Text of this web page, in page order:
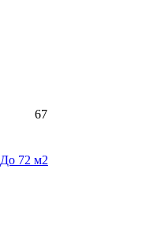
67
До 72 м2